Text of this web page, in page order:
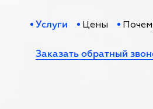
Услуги Цены
Заказать обратный